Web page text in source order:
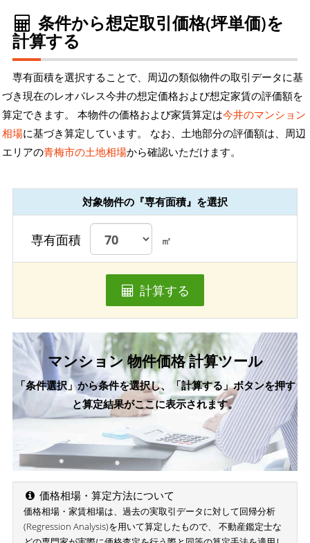
条件から想定取引価格(坪単価)を
計算する
専有面積を選択することで、周辺の類似物件の取引データに基
づき現在のレオパレス今井の想定価格および想定家賃の評価額を
算定できます。 本物件の価格および家賃算定は今井のマンション
相場に基づき算定しています。 なお、土地部分の評価額は、周辺
エリアの青梅市の土地相場から確認いただけます。
対象物件の『専有面積』を選択
専有面積 ㎡
計算する
マンション 物件価格 計算ツール
「条件選択」から条件を選択し、「計算する」ボタンを押す
と算定結果がここに表示されます。
価格相場・算定方法について
価格相場・家賃相場は、過去の実取引データに対して回帰分析
(Regression Analysis)を用いて算定したもので、 不動産鑑定士な